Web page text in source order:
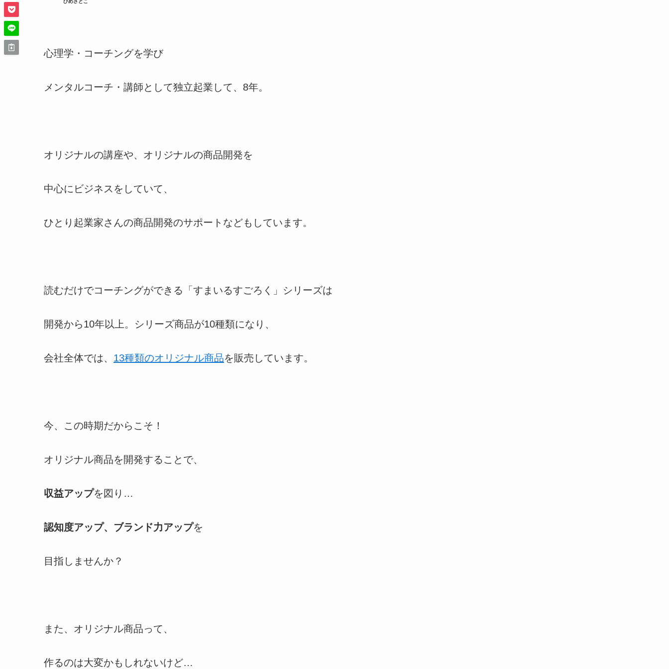
心理学・コーチングを学び
メンタルコーチ・講師として独立起業して、8年。
オリジナルの講座や、オリジナルの商品開発を
中心にビジネスをしていて、
ひとり起業家さんの商品開発のサポートなどもしています。
読むだけでコーチングができる「すまいるすごろく」シリーズは
開発から10年以上。シリーズ商品が10種類になり、
会社全体では、 13種類のオリジナル商品を販売しています。
今、この時期だからこそ！
オリジナル商品を開発することで、
収益アップを図り…
認知度アップ、ブランド力アップを
目指しませんか？
また、オリジナル商品って、
作るのは大変かもしれないけど…